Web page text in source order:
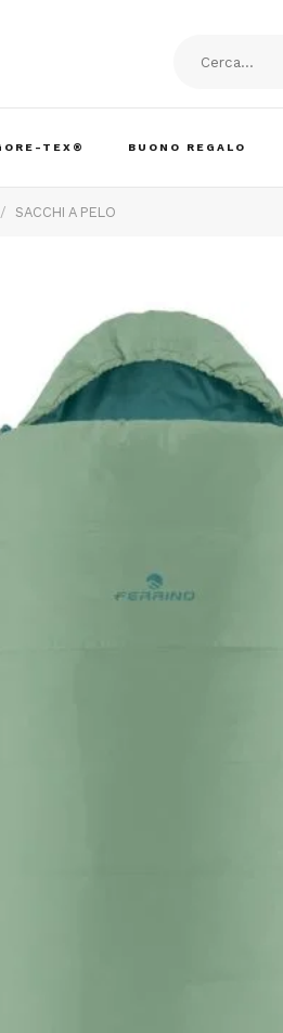
TEX® BUONO REGALO
/ SACCHI A PELO